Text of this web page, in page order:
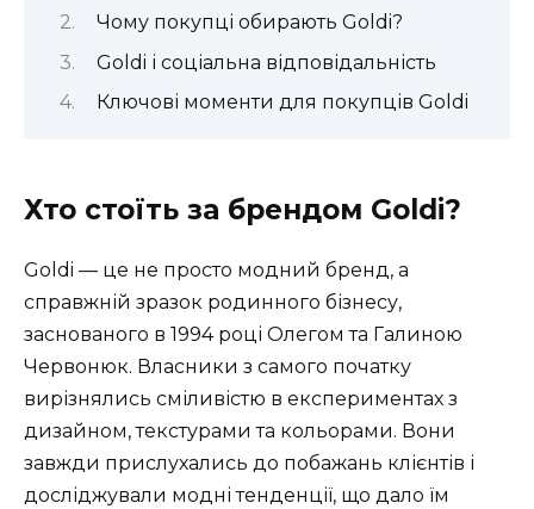
Чому покупці обирають Goldi?
Goldi і соціальна відповідальність
Ключові моменти для покупців Goldi
Хто стоїть за брендом Goldi?
Goldi — це не просто модний бренд, а
справжній зразок родинного бізнесу,
заснованого в 1994 році Олегом та Галиною
Червонюк. Власники з самого початку
вирізнялись сміливістю в експериментах з
дизайном, текстурами та кольорами. Вони
завжди прислухались до побажань клієнтів і
досліджували модні тенденції, що дало їм